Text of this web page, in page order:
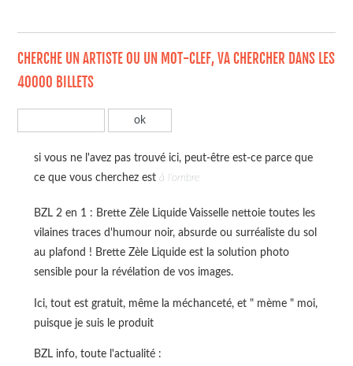
CHERCHE UN ARTISTE OU UN MOT-CLEF, VA CHERCHER DANS LES
40000 BILLETS
si vous ne l'avez pas trouvé ici, peut-être est-ce parce que
ce que vous cherchez est à l'ombre
BZL 2 en 1 : Brette Zèle Liquide Vaisselle nettoie toutes les
vilaines traces d'humour noir, absurde ou surréaliste du sol
au plafond ! Brette Zèle Liquide est la solution photo
sensible pour la révélation de vos images.
Ici, tout est gratuit, même la méchanceté, et " mème " moi,
puisque je suis le produit
BZL info, toute l'actualité :